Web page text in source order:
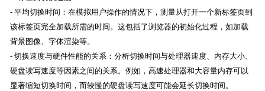
- 平均切换时间：在模拟用户操作的情况下，测量从打开一个新标签页到
该标签页完全加载所需的时间。这包括了浏览器的初始化过程，如加载
背景图像、字体渲染等。
- 切换速度与硬件性能的关系：分析切换时间与处理器速度、内存大小、
硬盘读写速度等因素之间的关系。例如，高速处理器和大容量内存可以
显著缩短切换时间，而较慢的硬盘读写速度可能会延长切换时间。